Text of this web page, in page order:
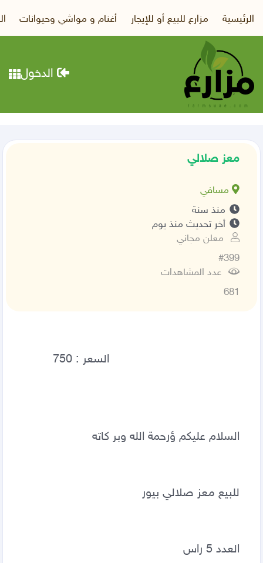
الرئيسية مزارع للبيع أو للإيجار أغنام و مواشي وحيوانات
الدخول
معز صلالي
مسافي
منذ سنة
أخر تحديث منذ يوم
معلن مجاني
#399
عدد المشاهدات
681
السلام عليكم ؤرحمة الله وبر كاته
للبيع معز صلالي بيور
العدد 5 راس